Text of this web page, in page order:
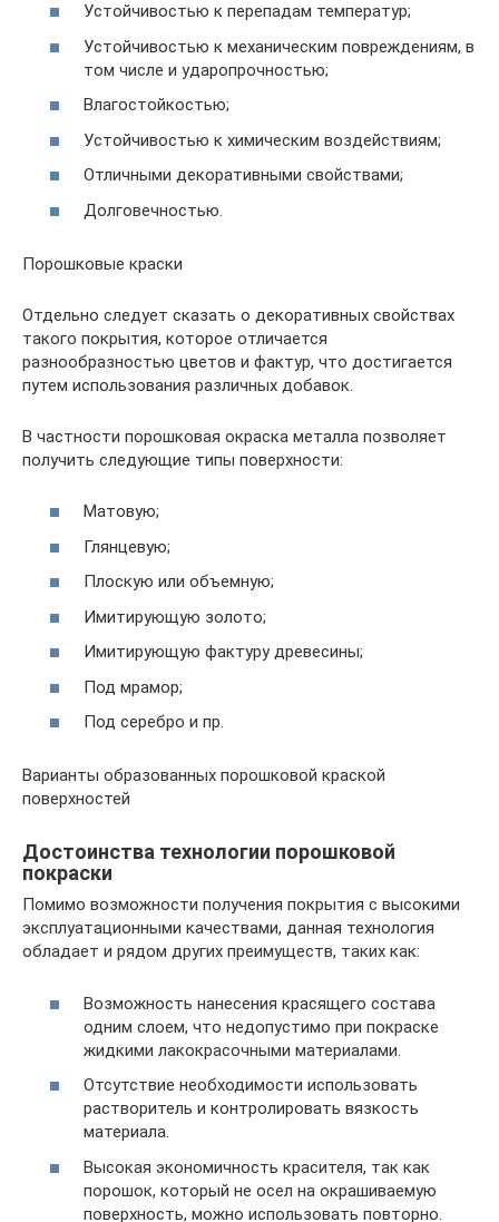
Устойчивостью к перепадам температур;
Устойчивостью к механическим повреждениям, в
том числе и ударопрочностью;
Влагостойкостью;
Устойчивостью к химическим воздействиям;
Отличными декоративными свойствами;
Долговечностью.
Порошковые краски
Отдельно следует сказать о декоративных свойствах
такого покрытия, которое отличается
разнообразностью цветов и фактур, что достигается
путем использования различных добавок.
В частности порошковая окраска металла позволяет
получить следующие типы поверхности:
Матовую;
Глянцевую;
Плоскую или объемную;
Имитирующую золото;
Имитирующую фактуру древесины;
Под мрамор;
Под серебро и пр.
Варианты образованных порошковой краской
поверхностей
Достоинства технологии порошковой
покраски
Помимо возможности получения покрытия с высокими
эксплуатационными качествами, данная технология
обладает и рядом других преимуществ, таких как:
Возможность нанесения красящего состава
одним слоем, что недопустимо при покраске
жидкими лакокрасочными материалами.
Отсутствие необходимости использовать
растворитель и контролировать вязкость
материала.
Высокая экономичность красителя, так как
порошок, который не осел на окрашиваемую
поверхность, можно использовать повторно.